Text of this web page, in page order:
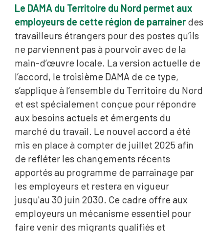
Le DAMA du Territoire du Nord permet aux
employeurs de cette région de parrainer des
travailleurs étrangers pour des postes qu’ils
ne parviennent pas à pourvoir avec de la
main-d’œuvre locale. La version actuelle de
l’accord, le troisième DAMA de ce type,
s’applique à l’ensemble du Territoire du Nord
et est spécialement conçue pour répondre
aux besoins actuels et émergents du
marché du travail. Le nouvel accord a été
mis en place à compter de juillet 2025 afin
de refléter les changements récents
apportés au programme de parrainage par
les employeurs et restera en vigueur
jusqu'au 30 juin 2030. Ce cadre offre aux
employeurs un mécanisme essentiel pour
faire venir des migrants qualifiés et